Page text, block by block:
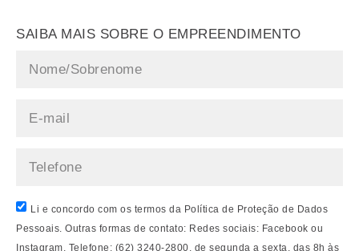
SAIBA MAIS SOBRE O EMPREENDIMENTO
Li e concordo com os termos da Política de Proteção de Dados
Pessoais. Outras formas de contato: Redes sociais: Facebook ou
Instagram, Telefone: (62) 3240-2800, de segunda a sexta, das 8h às